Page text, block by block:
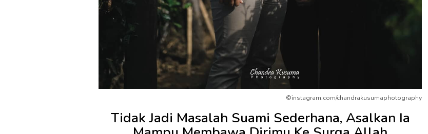
©instagram.com/chandrakusumaphotography
Tidak Jadi Masalah Suami Sederhana, Asalkan Ia